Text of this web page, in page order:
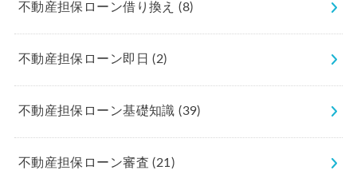
不動産担保ローン借り換え(8)
不動産担保ローン即日(2)
不動産担保ローン基礎知識(39)
不動産担保ローン審査(21)